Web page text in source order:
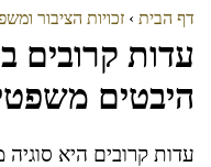
דף הבית › זכויות הציבור
עדות
היבטים
עדות קרובים היא